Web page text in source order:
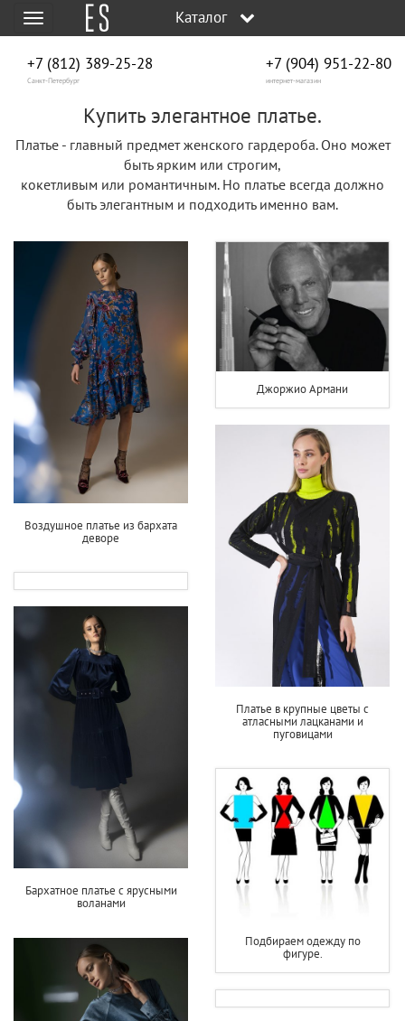
Меню Каталог
+7 (812) 389-25-28
Санкт-Петербург
+7 (904) 951‑22‑80
интернет-магазин
Купить элегантное платье.
Платье - главный предмет женского гардероба. Оно может
быть ярким или строгим,
кокетливым или романтичным. Но платье всегда должно
быть элегантным и подходить именно вам.
Воздушное платье из бархата
деворе
Джоржио Армани
Платье в крупные цветы с
атласными лацканами и
пуговицами
Бархатное платье с ярусными
воланами
Подбираем одежду по
фигуре.